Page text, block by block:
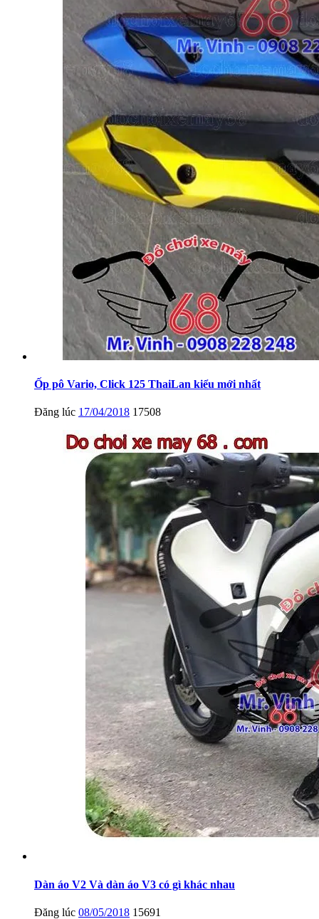
Ốp pô Vario, Click 125 ThaiLan kiểu mới nhất
Đăng lúc 17/04/2018 17508
Dàn áo V2 Và dàn áo V3 có gì khác nhau
Đăng lúc 08/05/2018 15691